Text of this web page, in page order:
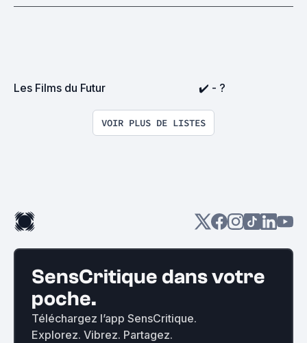
Les Films du Futur ✔️ - ?
VOIR PLUS DE LISTES
SensCritique dans votre
poche.
Téléchargez l’app SensCritique.
Explorez. Vibrez. Partagez.